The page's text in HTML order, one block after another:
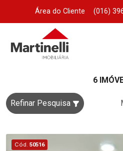
Área do Cliente (016)
6
Refinar Pesquisa
Cód. 50516